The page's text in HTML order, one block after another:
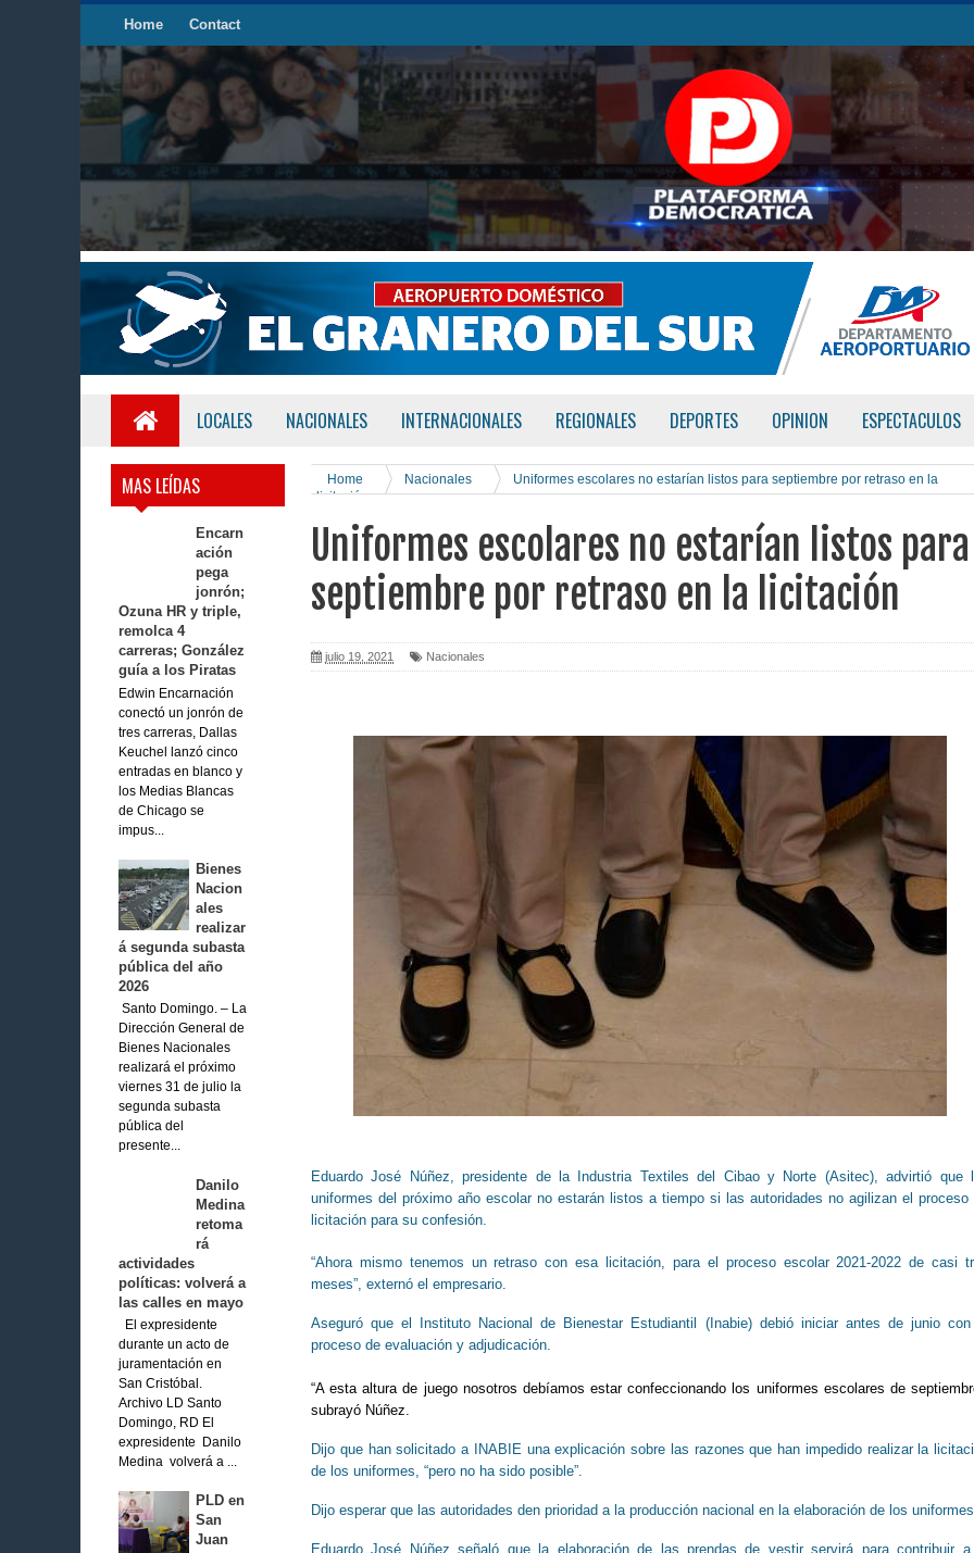
Home Contact
LOCALES NACIONALES INTERNACIONALES REGIONALES DEPORTES OPINION ESPECTACULOS
MAS LEÍDAS
Encarn
ación
pega
jonrón;
Ozuna HR y triple,
remolca 4
carreras; González
guía a los Piratas
Edwin Encarnación
conectó un jonrón de
tres carreras, Dallas
Keuchel lanzó cinco
entradas en blanco y
los Medias Blancas
de Chicago se
impus...
Bienes
Nacion
ales
realizar
á segunda subasta
pública del año
2026
Santo Domingo. – La
Dirección General de
Bienes Nacionales
realizará el próximo
viernes 31 de julio la
segunda subasta
pública del
presente...
Danilo
Medina
retoma
rá
actividades
políticas: volverá a
las calles en mayo
El expresidente
durante un acto de
juramentación en
San Cristóbal.
Archivo LD Santo
Domingo, RD El
expresidente Danilo
Medina volverá a ...
PLD en
San
Juan
Home Nacionales
Uniformes escolares no estarían listos para septiembre por retraso en la
licitación
Uniformes escolares no estarían listos para
septiembre por retraso en la licitación
julio 19, 2021 Nacionales
Eduardo José Núñez, presidente de la Industria Textiles del Cibao y Norte (Asitec), advirtió que
uniformes del próximo año escolar no estarán listos a tiempo si las autoridades no agilizan el proceso
licitación para su confesión.
“Ahora mismo tenemos un retraso con esa licitación, para el proceso escolar 2021-2022 de casi
meses”, externó el empresario.
Aseguró que el Instituto Nacional de Bienestar Estudiantil (Inabie) debió iniciar antes de junio
proceso de evaluación y adjudicación.
“A esta altura de juego nosotros debíamos estar confeccionando los uniformes escolares de
subrayó Núñez.
Dijo que han solicitado a INABIE una explicación sobre las razones que han impedido realizar la
de los uniformes, “pero no ha sido posible”.
Dijo esperar que las autoridades den prioridad a la producción nacional en la elaboración de los
Eduardo José Núñez señaló que la elaboración de las prendas de vestir servirá para contribuir